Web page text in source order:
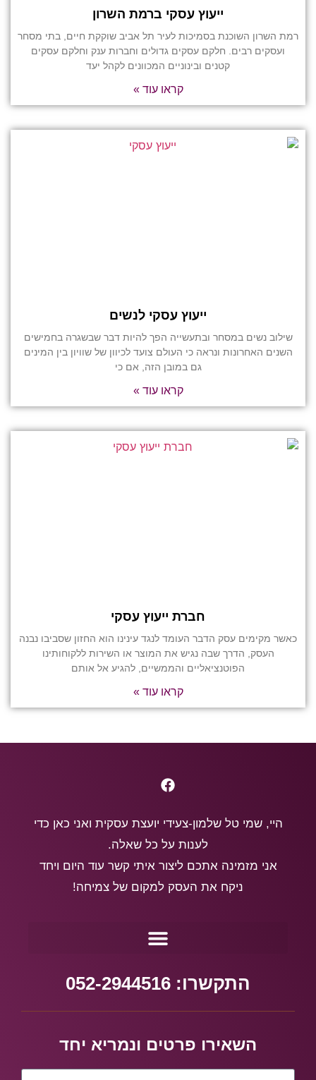
ייעוץ עסקי ברמת השרון
רמת השרון השוכנת בסמיכות לעיר תל אביב שוקקת חיים, בתי מסחר
ועסקים רבים. חלקם עסקים גדולים וחברות ענק וחלקם עסקים
קטנים ובינוניים המכוונים לקהל יעד
קראו עוד »
ייעוץ עסקי לנשים
שילוב נשים במסחר ובתעשייה הפך להיות דבר שבשגרה בחמישים
השנים האחרונות ונראה כי העולם צועד לכיוון של שוויון בין המינים
גם במובן הזה, אם כי
קראו עוד »
חברת ייעוץ עסקי
כאשר מקימים עסק הדבר העומד לנגד עינינו הוא החזון שסביבו נבנה
העסק, הדרך שבה נגיש את המוצר או השירות ללקוחותינו
הפוטנציאליים והממשיים, להגיע אל אותם
קראו עוד »
היי, שמי טל שלמון-צעידי יועצת עסקית ואני כאן כדי
לענות על כל שאלה.
אני מזמינה אתכם ליצור איתי קשר עוד היום ויחד
ניקח את העסק למקום של צמיחה!
התקשרו: 052-2944516
השאירו פרטים ונמריא יחד